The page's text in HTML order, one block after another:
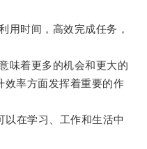
时间，高效完成任务，
着更多的机会和更大的
效率方面发挥着重要的作
在学习、工作和生活中